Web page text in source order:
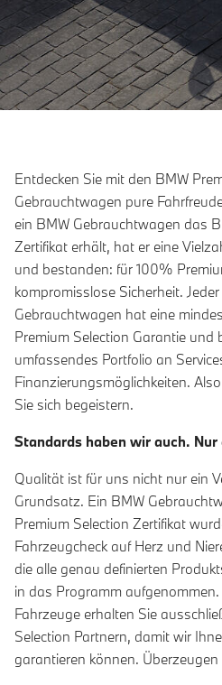
Entdecken Sie mit den BMW
Gebrauchtwagen pure
ein BMW Gebrauchtwagen das
Zertifikat erhält, hat er eine
und bestanden: für 100%
kompromisslose Sicherheit.
Gebrauchtwagen hat eine
Premium Selection Garantie und
umfassendes Portfolio an
Finanzierungsmöglichkeiten.
Sie sich begeistern.
Standards haben wir auch. Nur
Qualität ist für uns nicht nur ein
Grundsatz. Ein BMW
Premium Selection Zertifikat
Fahrzeugcheck auf Herz und
die alle genau definierten
in das Programm
Fahrzeuge erhalten Sie
Selection Partnern, damit wir
garantieren können. Überzeugen